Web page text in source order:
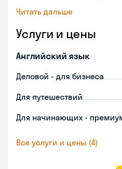
Читать дальше
Услуги и цены
Английский язык
Деловой - для бизнеса
Для путешествий
Для начинающих -
Все услуги и цены (4)